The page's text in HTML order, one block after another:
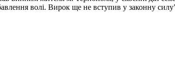
волі. Вирок ще не вступив у законну